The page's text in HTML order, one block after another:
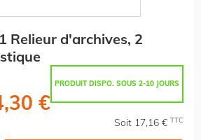
Relieur d'archives, 2
PRODUIT DISPO. SOUS 2-10 JOURS
€
Soit 17,16 € TTC